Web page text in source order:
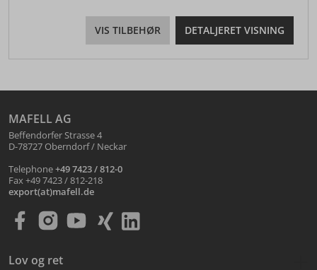
VIS TILBEHØR DETALJERET VISNING
MAFELL AG
Beffendorfer Strasse 4
D-78727 Oberndorf / Neckar
Telephone+49 7423 / 812-0
Fax +49 7423 / 812-218
export(at)mafell.de
Lov og ret